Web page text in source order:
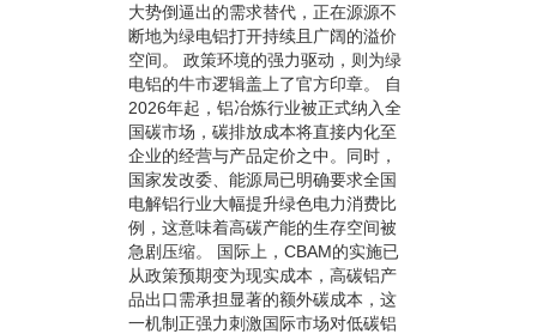
大势倒逼出的需求替代，正在源源不
断地为绿电铝打开持续且广阔的溢价
空间。 政策环境的强力驱动，则为绿
电铝的牛市逻辑盖上了官方印章。 自
2026年起，铝冶炼行业被正式纳入全
国碳市场，碳排放成本将直接内化至
企业的经营与产品定价之中。同时，
国家发改委、能源局已明确要求全国
电解铝行业大幅提升绿色电力消费比
例，这意味着高碳产能的生存空间被
急剧压缩。 国际上，CBAM的实施已
从政策预期变为现实成本，高碳铝产
品出口需承担显著的额外碳成本，这
一机制正强力刺激国际市场对低碳铝